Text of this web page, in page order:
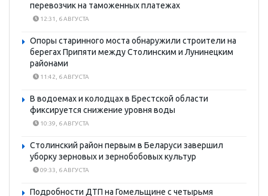
перевозчик на таможенных платежах
12:31, 6 АВГУСТА
Опоры старинного моста обнаружили строители на
берегах Припяти между Столинским и Лунинецким
районами
11:42, 6 АВГУСТА
В водоемах и колодцах в Брестской области
фиксируется снижение уровня воды
10:39, 6 АВГУСТА
Столинский район первым в Беларуси завершил
уборку зерновых и зернобобовых культур
09:33, 6 АВГУСТА
Подробности ДТП на Гомельщине с четырьмя